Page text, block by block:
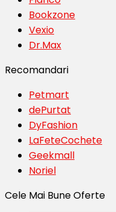
Bookzone
Vexio
Dr.Max
Recomandari
Petmart
dePurtat
DyFashion
LaFeteCochete
Geekmall
Noriel
Cele Mai Bune Oferte